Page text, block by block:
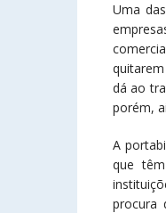
Uma
dá ao
porém,
A
que
procura